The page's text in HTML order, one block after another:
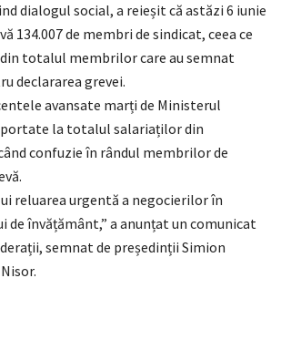
dialogul social, a reieșit că astăzi 6 iunie
134.007 de membri de sindicat, ceea ce
totalul membrilor care au semnat
declararea grevei.
avansate marți de Ministerul
la totalul salariaților din
confuzie în rândul membrilor de
reluarea urgentă a negocierilor în
de învățământ,” a anunțat un comunicat
semnat de președinții Simion